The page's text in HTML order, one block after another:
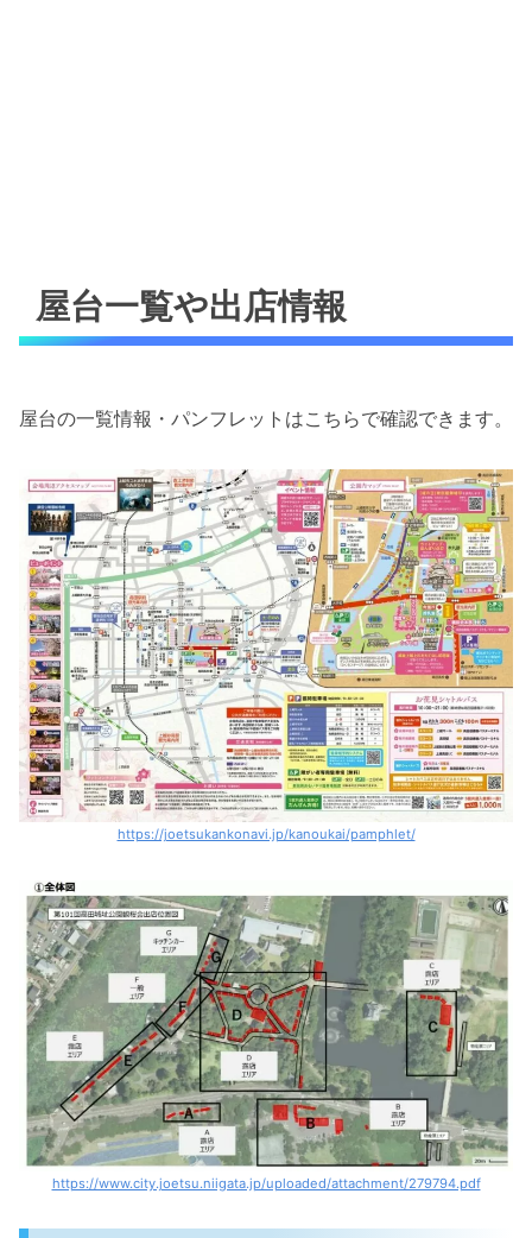
屋台一覧や出店情報
屋台の一覧情報・パンフレットはこちらで確認できます。
https://joetsukankonavi.jp/kanoukai/pamphlet/
https://www.city.joetsu.niigata.jp/uploaded/attachment/279794.pdf